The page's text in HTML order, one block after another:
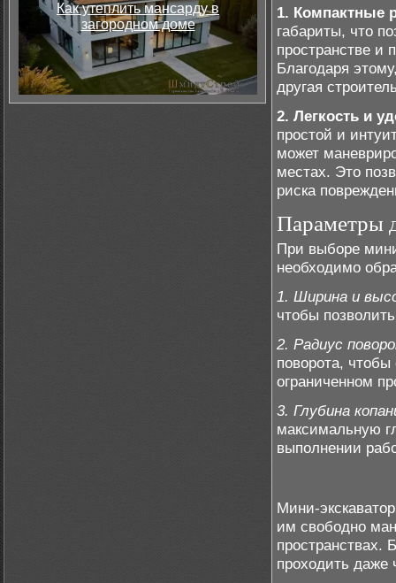
Как утеплить мансарду в
загородном доме
1. Компактные
габариты, что
пространстве и
Благодаря
другая
2. Легкость и
простой и
может
местах. Это
риска
Параметры
При выборе
необходимо
1. Ширина и
чтобы
2. Радиус
поворота,
ограниченном
3. Глубина
максимальную
выполнении
Мини-
им свободно
пространствах.
проходить даже